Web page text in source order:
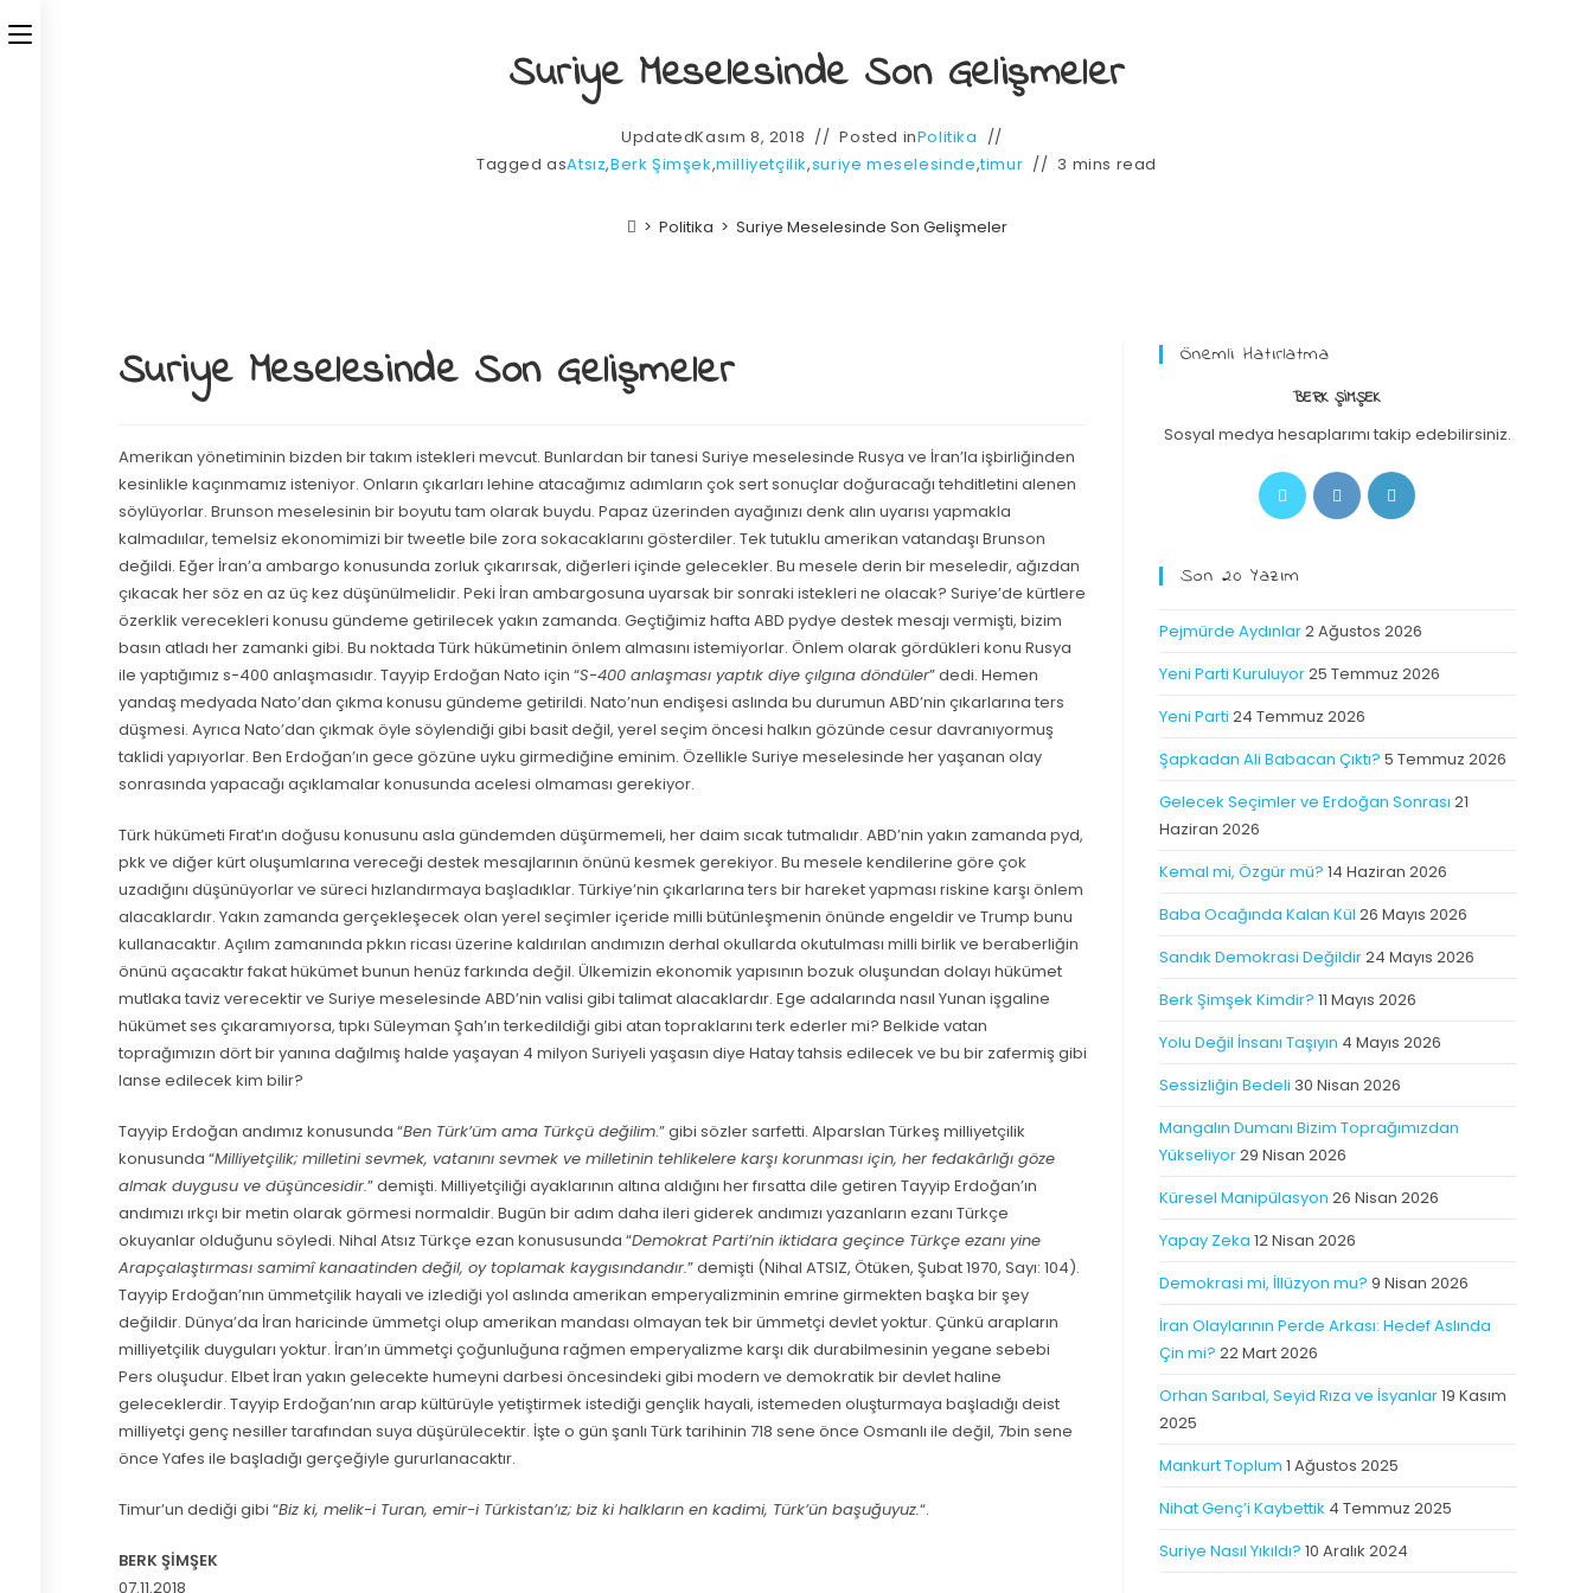
Suriye Meselesinde Son Gelişmeler
UpdatedKasım 8, 2018 Posted inPolitika
Tagged asAtsız,Berk Şimşek,milliyetçilik,suriye meselesinde,timur 3 mins read
> Politika > Suriye Meselesinde Son Gelişmeler
Suriye Meselesinde Son Gelişmeler
Amerikan yönetiminin bizden bir takım istekleri mevcut. Bunlardan bir tanesi Suriye meselesinde Rusya ve İran’la işbirliğinden
kesinlikle kaçınmamız isteniyor. Onların çıkarları lehine atacağımız adımların çok sert sonuçlar doğuracağı tehditletini alenen
söylüyorlar. Brunson meselesinin bir boyutu tam olarak buydu. Papaz üzerinden ayağınızı denk alın uyarısı yapmakla
kalmadıılar, temelsiz ekonomimizi bir tweetle bile zora sokacaklarını gösterdiler. Tek tutuklu amerikan vatandaşı Brunson
değildi. Eğer İran’a ambargo konusunda zorluk çıkarırsak, diğerleri içinde gelecekler. Bu mesele derin bir meseledir, ağızdan
çıkacak her söz en az üç kez düşünülmelidir. Peki İran ambargosuna uyarsak bir sonraki istekleri ne olacak? Suriye’de kürtlere
özerklik verecekleri konusu gündeme getirilecek yakın zamanda. Geçtiğimiz hafta ABD pydye destek mesajı vermişti, bizim
basın atladı her zamanki gibi. Bu noktada Türk hükümetinin önlem almasını istemiyorlar. Önlem olarak gördükleri konu Rusya
ile yaptığımız s-400 anlaşmasıdır. Tayyip Erdoğan Nato için “S-400 anlaşması yaptık diye çılgına döndüler” dedi. Hemen
yandaş medyada Nato’dan çıkma konusu gündeme getirildi. Nato’nun endişesi aslında bu durumun ABD’nin çıkarlarına ters
düşmesi. Ayrıca Nato’dan çıkmak öyle söylendiği gibi basit değil, yerel seçim öncesi halkın gözünde cesur davranıyormuş
taklidi yapıyorlar. Ben Erdoğan’ın gece gözüne uyku girmediğine eminim. Özellikle Suriye meselesinde her yaşanan olay
sonrasında yapacağı açıklamalar konusunda acelesi olmaması gerekiyor.
Türk hükümeti Fırat’ın doğusu konusunu asla gündemden düşürmemeli, her daim sıcak tutmalıdır. ABD’nin yakın zamanda pyd,
pkk ve diğer kürt oluşumlarına vereceği destek mesajlarının önünü kesmek gerekiyor. Bu mesele kendilerine göre çok
uzadığını düşünüyorlar ve süreci hızlandırmaya başladıklar. Türkiye’nin çıkarlarına ters bir hareket yapması riskine karşı önlem
alacaklardır. Yakın zamanda gerçekleşecek olan yerel seçimler içeride milli bütünleşmenin önünde engeldir ve Trump bunu
kullanacaktır. Açılım zamanında pkkın ricası üzerine kaldırılan andımızın derhal okullarda okutulması milli birlik ve beraberliğin
önünü açacaktır fakat hükümet bunun henüz farkında değil. Ülkemizin ekonomik yapısının bozuk oluşundan dolayı hükümet
mutlaka taviz verecektir ve Suriye meselesinde ABD’nin valisi gibi talimat alacaklardır. Ege adalarında nasıl Yunan işgaline
hükümet ses çıkaramıyorsa, tıpkı Süleyman Şah’ın terkedildiği gibi atan topraklarını terk ederler mi? Belkide vatan
toprağımızın dört bir yanına dağılmış halde yaşayan 4 milyon Suriyeli yaşasın diye Hatay tahsis edilecek ve bu bir zafermiş gibi
lanse edilecek kim bilir?
Tayyip Erdoğan andımız konusunda “Ben Türk’üm ama Türkçü değilim.” gibi sözler sarfetti. Alparslan Türkeş milliyetçilik
konusunda “Milliyetçilik; milletini sevmek, vatanını sevmek ve milletinin tehlikelere karşı korunması için, her fedakârlığı göze
almak duygusu ve düşüncesidir.” demişti. Milliyetçiliği ayaklarının altına aldığını her fırsatta dile getiren Tayyip Erdoğan’ın
andımızı ırkçı bir metin olarak görmesi normaldir. Bugün bir adım daha ileri giderek andımızı yazanların ezanı Türkçe
okuyanlar olduğunu söyledi. Nihal Atsız Türkçe ezan konususunda “Demokrat Parti’nin iktidara geçince Türkçe ezanı yine
Arapçalaştırması samimî kanaatinden değil, oy toplamak kaygısındandır.” demişti (Nihal ATSIZ, Ötüken, Şubat 1970, Sayı: 104).
Tayyip Erdoğan’nın ümmetçilik hayali ve izlediği yol aslında amerikan emperyalizminin emrine girmekten başka bir şey
değildir. Dünya’da İran haricinde ümmetçi olup amerikan mandası olmayan tek bir ümmetçi devlet yoktur. Çünkü arapların
milliyetçilik duyguları yoktur. İran’ın ümmetçi çoğunluğuna rağmen emperyalizme karşı dik durabilmesinin yegane sebebi
Pers oluşudur. Elbet İran yakın gelecekte humeyni darbesi öncesindeki gibi modern ve demokratik bir devlet haline
geleceklerdir. Tayyip Erdoğan’nın arap kültürüyle yetiştirmek istediği gençlik hayali, istemeden oluşturmaya başladığı deist
milliyetçi genç nesiller tarafından suya düşürülecektir. İşte o gün şanlı Türk tarihinin 718 sene önce Osmanlı ile değil, 7bin sene
önce Yafes ile başladığı gerçeğiyle gururlanacaktır.
Timur’un dediği gibi “Biz ki, melik-i Turan, emir-i Türkistan’ız; biz ki halkların en kadimi, Türk’ün başuğuyuz.“.
BERK ŞİMŞEK
07.11.2018
Önemli Hatırlatma
BERK ŞIMŞEK
Sosyal medya hesaplarımı takip edebilirsiniz.
Son 20 Yazım
Pejmürde Aydınlar2 Ağustos 2026
Yeni Parti Kuruluyor25 Temmuz 2026
Yeni Parti 24 Temmuz 2026
Şapkadan Ali Babacan Çıktı? 5 Temmuz 2026
Gelecek Seçimler ve Erdoğan Sonrası 21
Haziran 2026
Kemal mi, Özgür mü? 14 Haziran 2026
Baba Ocağında Kalan Kül 26 Mayıs 2026
Sandık Demokrasi Değildir24 Mayıs 2026
Berk Şimşek Kimdir? 11 Mayıs 2026
Yolu Değil İnsanı Taşıyın 4 Mayıs 2026
Sessizliğin Bedeli 30 Nisan 2026
Mangalın Dumanı Bizim Toprağımızdan
Yükseliyor29 Nisan 2026
Küresel Manipülasyon 26 Nisan 2026
Yapay Zeka 12 Nisan 2026
Demokrasi mi, İllüzyon mu? 9 Nisan 2026
İran Olaylarının Perde Arkası: Hedef Aslında
Çin mi? 22 Mart 2026
Orhan Sarıbal, Seyid Rıza ve İsyanlar19 Kasım
2025
Mankurt Toplum 1 Ağustos 2025
Nihat Genç’i Kaybettik 4 Temmuz 2025
Suriye Nasıl Yıkıldı? 10 Aralık 2024